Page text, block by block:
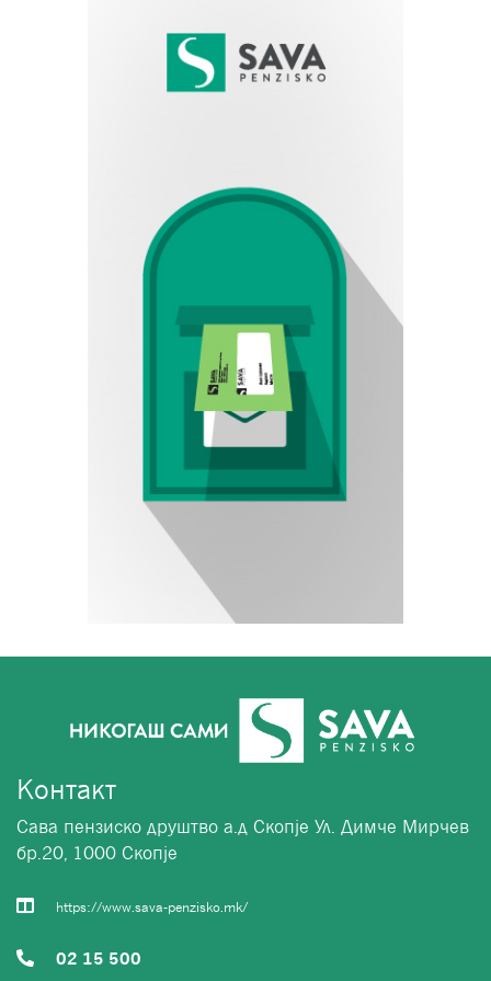
Контакт
Сава пензиско друштво а.д Скопје Ул. Димче Мирчев
бр.20, 1000 Скопје
https://www.sava-penzisko.mk/
02 15 500